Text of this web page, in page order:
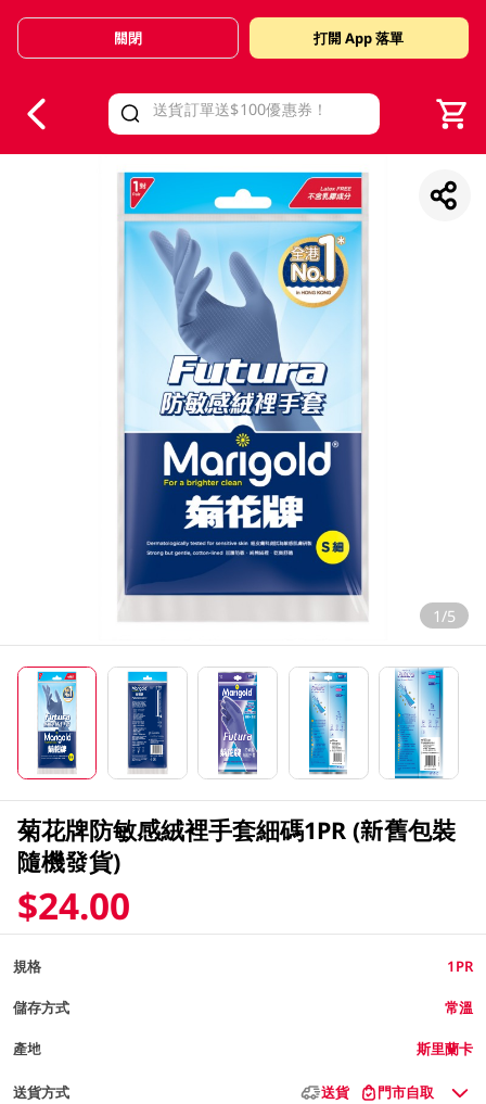
Valid Until 30 June 2026
關閉 打開 App 落單
1/5
菊花牌防敏感絨裡手套細碼1PR (新舊包裝
隨機發貨)
$24.00
規格 1PR
儲存方式 常溫
產地 斯里蘭卡
送貨方式 送貨 門市自取